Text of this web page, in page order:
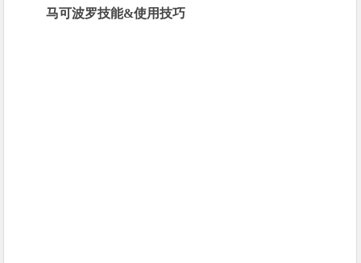
马可波罗技能&使用技巧